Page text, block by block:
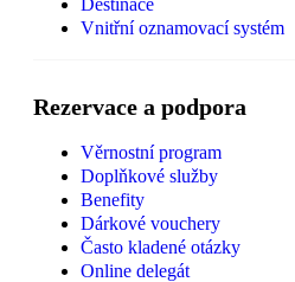
Destinace
Vnitřní oznamovací systém
Rezervace a podpora
Věrnostní program
Doplňkové služby
Benefity
Dárkové vouchery
Často kladené otázky
Online delegát